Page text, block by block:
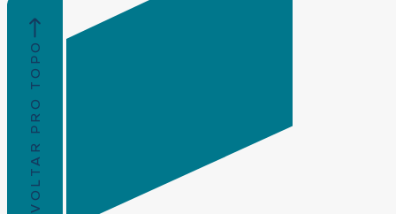
VOLTAR PRO TOPO